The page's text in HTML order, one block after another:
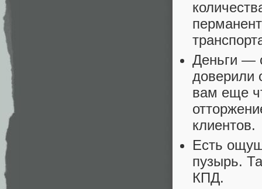
Деньги —
доверили
вам еще
клиентов.
Есть
пузырь.
КПД.